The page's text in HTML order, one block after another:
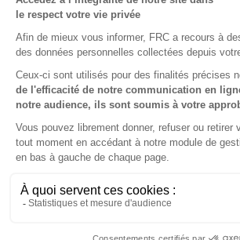
Partenaires & Mécènes